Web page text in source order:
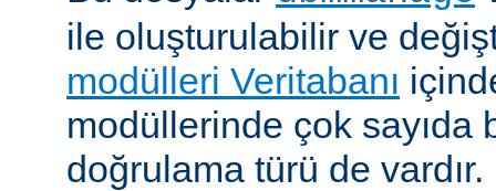
ile oluşturulabilir ve
modülleri Veritabanı
modüllerinde çok sayıda
doğrulama türü de vardır.